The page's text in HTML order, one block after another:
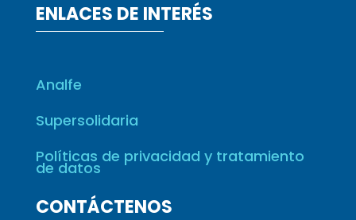
ENLACES DE INTERÉS
Analfe
Supersolidaria
Políticas de privacidad y tratamiento
de datos
CONTÁCTENOS